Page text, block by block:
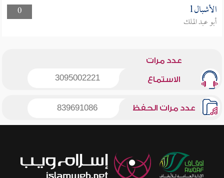
0
الأشبال1
أبو عبد الملك
عدد مرات
الاستماع 3095002221
عدد مرات الحفظ 839691086